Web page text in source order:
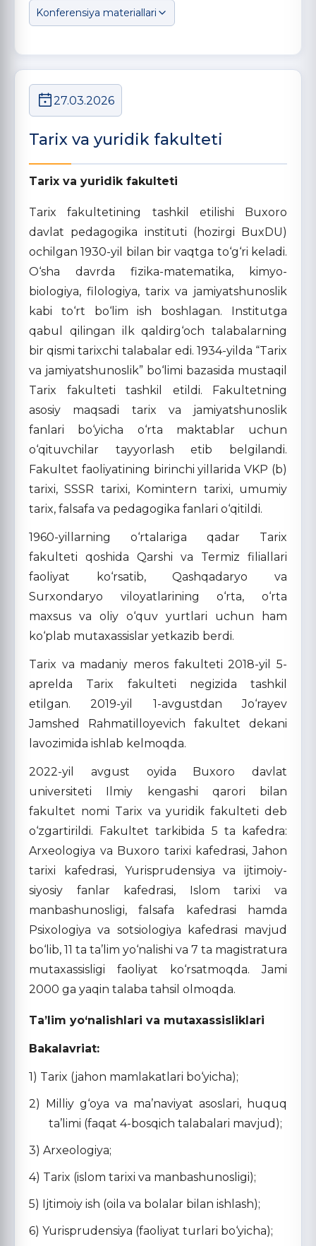
Konferensiya materiallari
27.03.2026
Tarix va yuridik fakulteti
Tarix va yuridik fakulteti
Tarix fakultetining tashkil etilishi Buxoro
davlat pedagogika instituti (hozirgi BuxDU)
ochilgan 1930-yil bilan bir vaqtga to‘g‘ri keladi.
O‘sha davrda fizika-matematika, kimyo-
biologiya, filologiya, tarix va jamiyatshunoslik
kabi to‘rt bo‘lim ish boshlagan. Institutga
qabul qilingan ilk qaldirg‘och talabalarning
bir qismi tarixchi talabalar edi. 1934-yilda “Tarix
va jamiyatshunoslik” bo‘limi bazasida mustaqil
Tarix fakulteti tashkil etildi. Fakultetning
asosiy maqsadi tarix va jamiyatshunoslik
fanlari bo‘yicha o‘rta maktablar uchun
o‘qituvchilar tayyorlash etib belgilandi.
Fakultet faoliyatining birinchi yillarida VKP (b)
tarixi, SSSR tarixi, Komintern tarixi, umumiy
tarix, falsafa va pedagogika fanlari o‘qitildi.
1960-yillarning o‘rtalariga qadar Tarix
fakulteti qoshida Qarshi va Termiz filiallari
faoliyat ko‘rsatib, Qashqadaryo va
Surxondaryo viloyatlarining o‘rta, o‘rta
maxsus va oliy o‘quv yurtlari uchun ham
ko‘plab mutaxassislar yetkazib berdi.
Tarix va madaniy meros fakulteti 2018-yil 5-
aprelda Tarix fakulteti negizida tashkil
etilgan. 2019-yil 1-avgustdan Jo‘rayev
Jamshed Rahmatilloyevich fakultet dekani
lavozimida ishlab kelmoqda.
2022-yil avgust oyida Buxoro davlat
universiteti Ilmiy kengashi qarori bilan
fakultet nomi Tarix va yuridik fakulteti deb
o‘zgartirildi. Fakultet tarkibida 5 ta kafedra:
Arxeologiya va Buxoro tarixi kafedrasi, Jahon
tarixi kafedrasi, Yurisprudensiya va ijtimoiy-
siyosiy fanlar kafedrasi, Islom tarixi va
manbashunosligi, falsafa kafedrasi hamda
Psixologiya va sotsiologiya kafedrasi mavjud
bo‘lib, 11 ta ta’lim yo‘nalishi va 7 ta magistratura
mutaxassisligi faoliyat ko‘rsatmoqda. Jami
2000 ga yaqin talaba tahsil olmoqda.
Ta’lim yo‘nalishlari va mutaxassisliklari
Bakalavriat:
1) Tarix (jahon mamlakatlari bo‘yicha);
2) Milliy g‘oya va ma’naviyat asoslari, huquq
ta’limi (faqat 4-bosqich talabalari mavjud);
3) Arxeologiya;
4) Tarix (islom tarixi va manbashunosligi);
5) Ijtimoiy ish (oila va bolalar bilan ishlash);
6) Yurisprudensiya (faoliyat turlari bo‘yicha);